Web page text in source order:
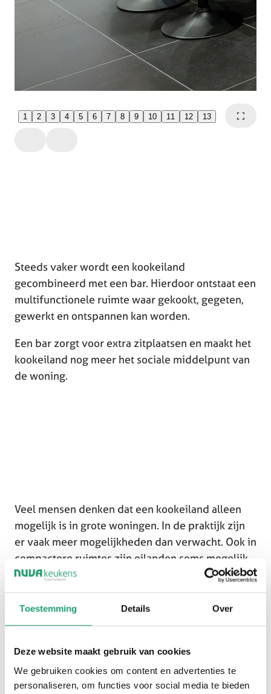
Toestemming Details Over
Deze website maakt gebruik van cookies
We gebruiken cookies om content en advertenties te
personaliseren, om functies voor social media te bieden
1 2 3 4 5 6 7 8 9 10 11 12 13
Steeds vaker wordt een kookeiland
gecombineerd met een bar. Hierdoor ontstaat een
multifunctionele ruimte waar gekookt, gegeten,
gewerkt en ontspannen kan worden.
Een bar zorgt voor extra zitplaatsen en maakt het
kookeiland nog meer het sociale middelpunt van
de woning.
Veel mensen denken dat een kookeiland alleen
mogelijk is in grote woningen. In de praktijk zijn
er vaak meer mogelijkheden dan verwacht. Ook in
compactere ruimtes zijn eilanden soms mogelijk.
Met een slimme indeling of een schiereiland
kunnen we ook in compactere ruimtes een open
en ruimtelijk keukenontwerp realiseren.